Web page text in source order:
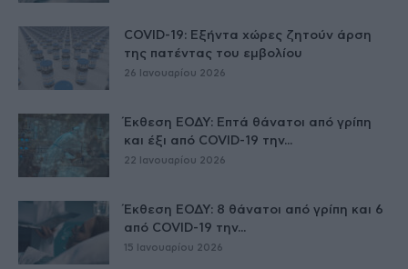
COVID-19: Εξήντα χώρες ζητούν άρση
της πατέντας του εμβολίου
26 Ιανουαρίου 2026
Έκθεση ΕΟΔΥ: Επτά θάνατοι από γρίπη
και έξι από COVID-19 την...
22 Ιανουαρίου 2026
Έκθεση ΕΟΔΥ: 8 θάνατοι από γρίπη και 6
από COVID-19 την...
15 Ιανουαρίου 2026